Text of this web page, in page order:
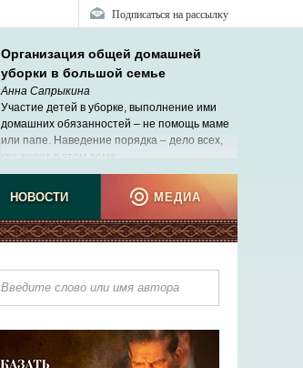
Подписаться на рассылку
Организация общей домашней
уборки в большой семье
Анна Сапрыкина
Участие детей в уборке, выполнение ими
домашних обязанностей – не помощь маме
или папе. Наведение порядка ‒ дело всех,
кто живет в этом доме.
НОВОСТИ МЕДИА